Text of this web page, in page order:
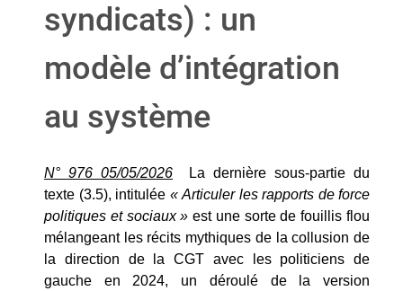
syndicats) : un
modèle d’intégration
au système
N° 976 05/05/2026 La dernière sous-partie du
texte (3.5), intitulée « Articuler les rapports de force
politiques et sociaux » est une sorte de fouillis flou
mélangeant les récits mythiques de la collusion de
la direction de la CGT avec les politiciens de
gauche en 2024, un déroulé de la version